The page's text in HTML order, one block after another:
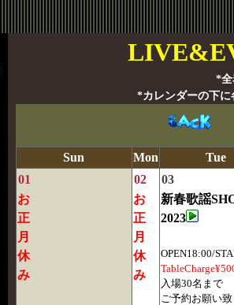
*全
*カレンダーの下に
Sun Mon Tue
01
お
正
月
休
み
02
お
正
月
休
み
03
新春歌謡
2023
OPEN18:00/
入場30名まで
ご予約お願い致